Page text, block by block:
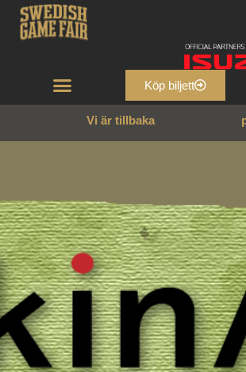
Köp biljett
Vi är tillbaka